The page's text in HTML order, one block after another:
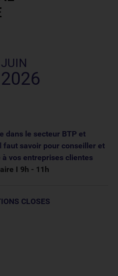
JUIN
2026
dans le secteur BTP et
faut savoir pour conseiller et
vos entreprises clientes
I 9h - 11h
CLOSES